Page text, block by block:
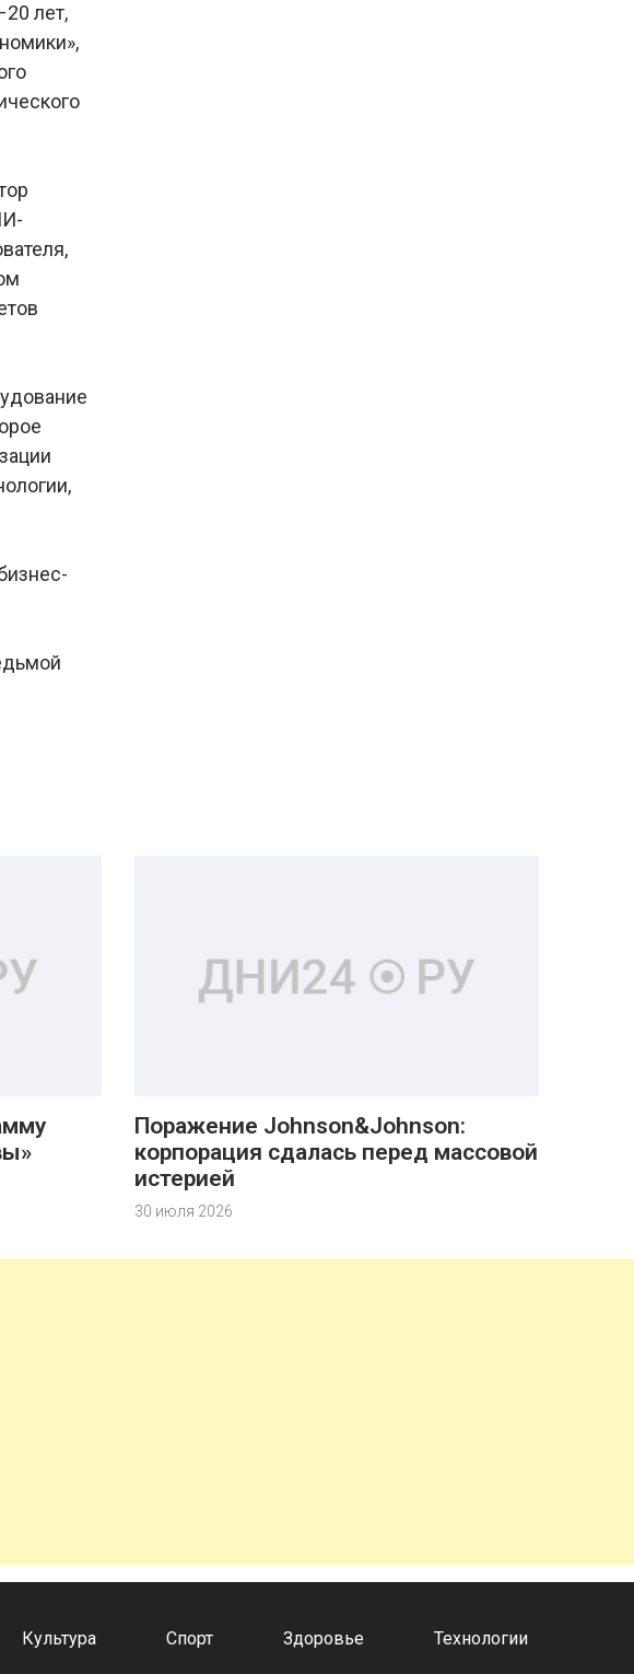
лет,
Поражение Johnson&Johnson:
корпорация сдалась перед массовой
истерией
30 июля 2026
Культура Спорт Здоровье Технологии